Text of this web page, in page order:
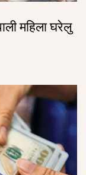
महिला घरेलु